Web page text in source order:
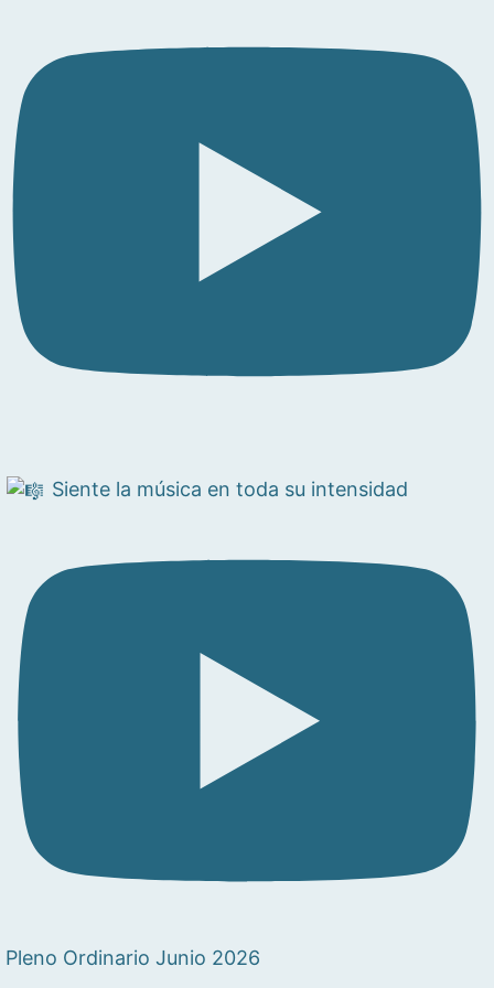
Siente la música en toda su intensidad
Pleno Ordinario Junio 2026